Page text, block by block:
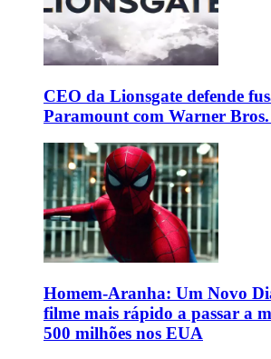
CEO da Lionsgate defende
Paramount com Warner
Homem-Aranha: Um Novo
filme mais rápido a passar a
500 milhões nos EUA